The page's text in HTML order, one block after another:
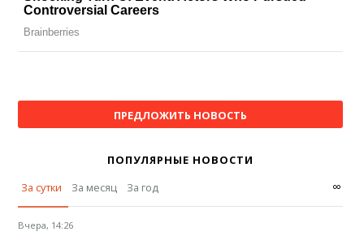
ПРЕДЛОЖИТЬ НОВОСТЬ
ПОПУЛЯРНЫЕ НОВОСТИ
За сутки
За месяц За год ∞
Вчера, 14:26